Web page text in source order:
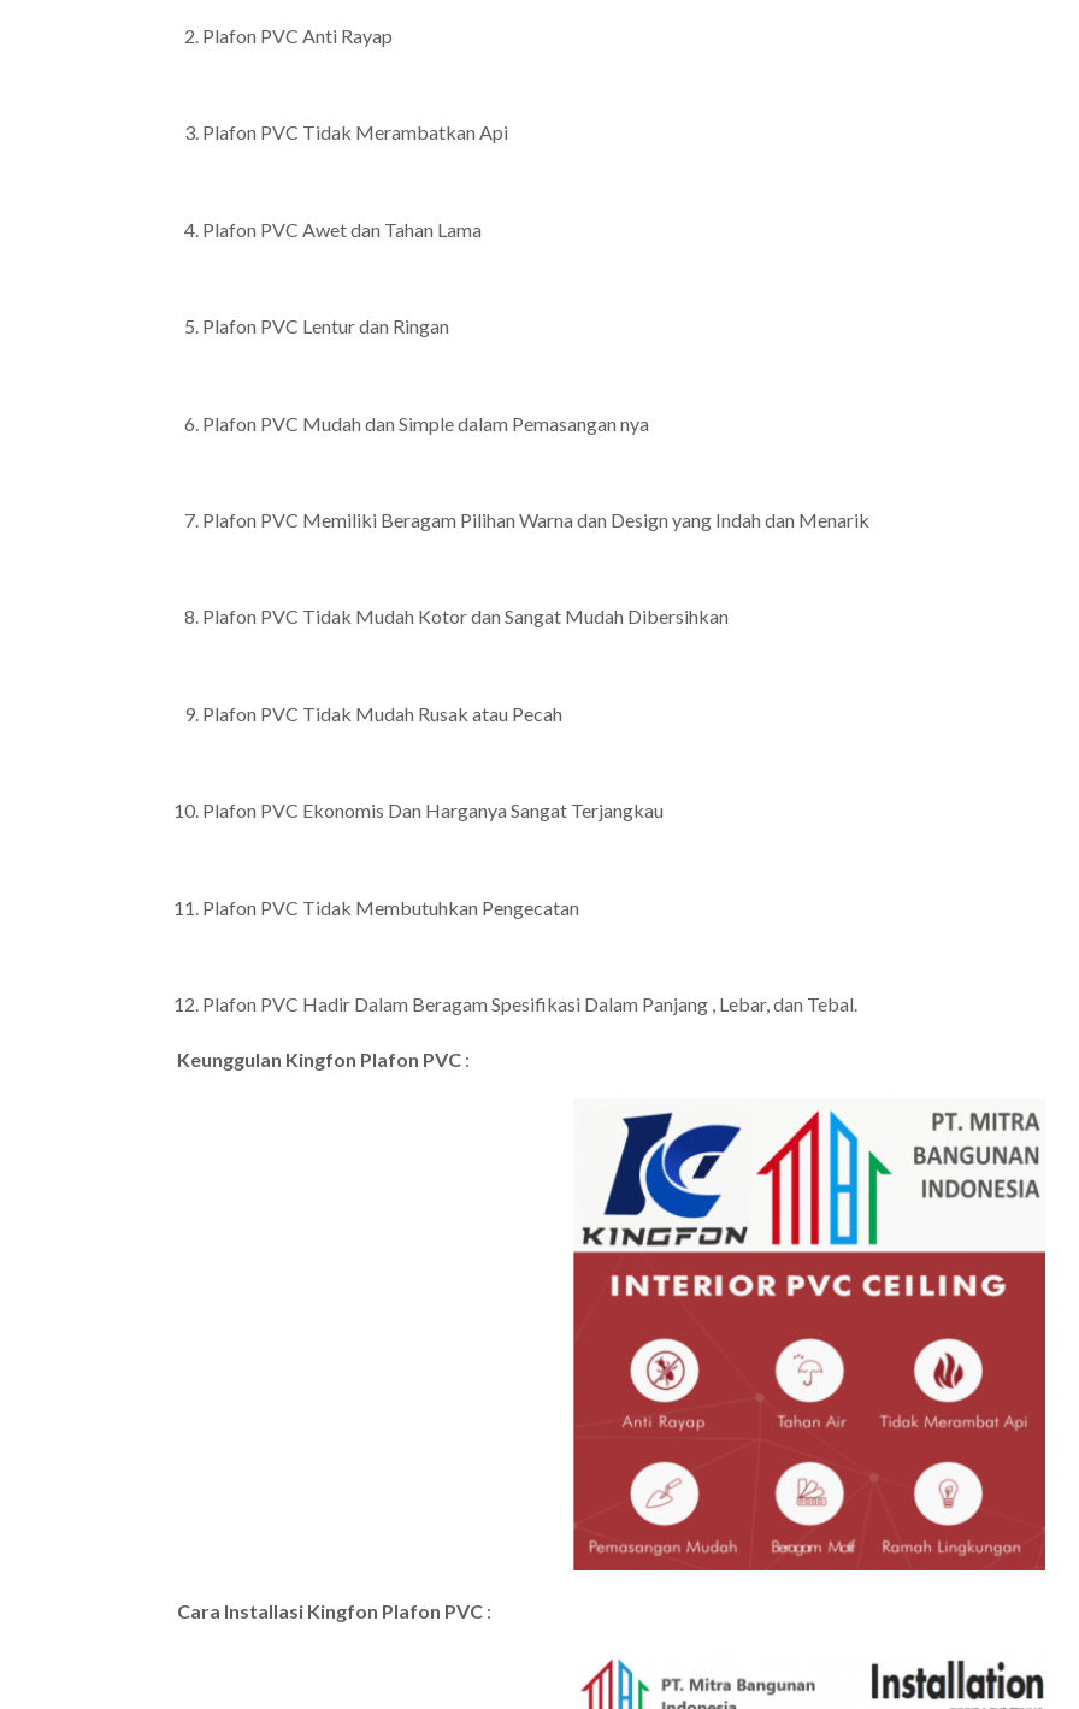
Plafon PVC Anti Rayap
Plafon PVC Tidak Merambatkan Api
Plafon PVC Awet dan Tahan Lama
Plafon PVC Lentur dan Ringan
Plafon PVC Mudah dan Simple dalam Pemasangan nya
Plafon PVC Memiliki Beragam Pilihan Warna dan Design yang Indah dan Menarik
Plafon PVC Tidak Mudah Kotor dan Sangat Mudah Dibersihkan
Plafon PVC Tidak Mudah Rusak atau Pecah
Plafon PVC Ekonomis Dan Harganya Sangat Terjangkau
Plafon PVC Tidak Membutuhkan Pengecatan
Plafon PVC Hadir Dalam Beragam Spesifikasi Dalam Panjang , Lebar, dan Tebal.
Keunggulan Kingfon Plafon PVC :
Cara Installasi Kingfon Plafon PVC :